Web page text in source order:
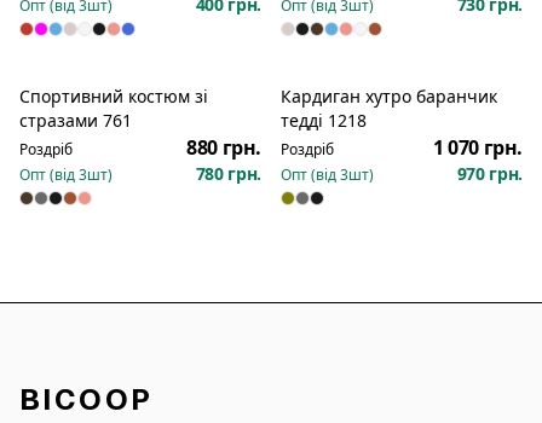
Опт (від3шт) Опт (від3шт)
Новинка
Спортивний костюм зі
стразами 761
Роздріб 880 грн.
Опт (від3шт) 780 грн.
Новинка
Кардиган хутро баранчик
тедді 1218
Роздріб 1 070 грн.
Опт (від3шт) 970 грн.
BICOOP